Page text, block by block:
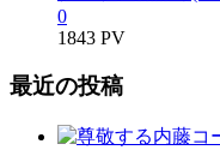
0
1843 PV
最近の投稿